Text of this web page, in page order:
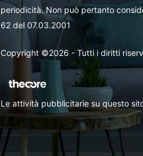
periodicità. Non può pertanto
62 del 07.03.2001
Copyright ©2026 - Tutti i diritti
Le attività pubblicitarie su questo